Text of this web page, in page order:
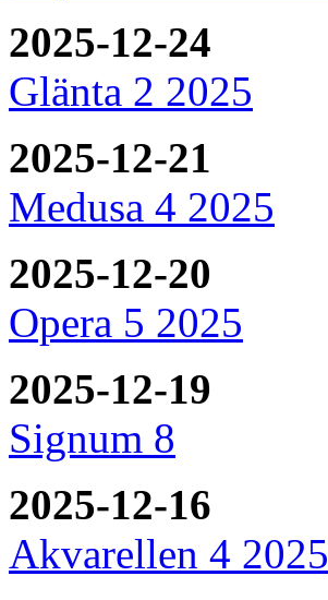
2025-12-24
Glänta 2 2025
2025-12-21
Medusa 4 2025
2025-12-20
Opera 5 2025
2025-12-19
Signum 8
2025-12-16
Akvarellen 4 2025